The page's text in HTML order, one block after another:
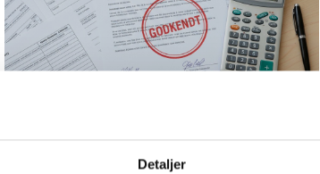
Detaljer